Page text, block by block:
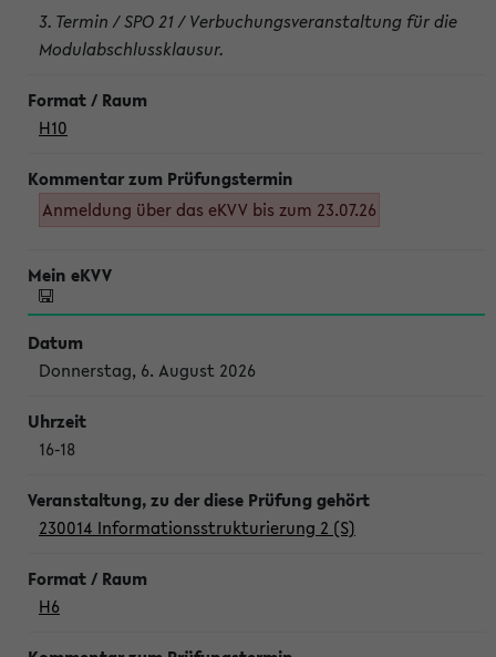
3. Termin / SPO 21 / Verbuchungsveranstaltung für die
Modulabschlussklausur.
H10
Anmeldung über das eKVV bis zum 23.07.26
Donnerstag, 6. August 2026
16-18
230014 Informationsstrukturierung 2 (S)
H6